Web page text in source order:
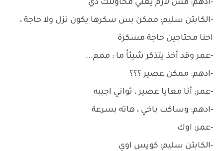
-أدهم: مش لازم يعني محاولتك دي
-الكابتن سليم: ممكن بس سكرها يكون نزل ولا حاجة ،
احنا محتاجين حاجة مسكرة
-عمر وقد أخذ يتذكر شيئاً ما : ممم...
-ادهم: ممكن عصير ؟؟؟
-عمر: أنا معايا عصير ، ثواني اجيبه
-ادهم: وساكت ياخي ، هاته بسرعة
-عمر: اوك
-الكابتن سليم: كويس اوي